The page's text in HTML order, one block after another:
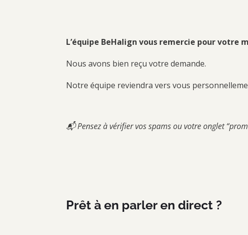
L’équipe BeHalign vous remercie pour votre
Nous avons bien reçu votre demande.
Notre équipe reviendra vers vous
📬 Pensez à vérifier vos spams ou votre onglet
Prêt à en parler en direct ?